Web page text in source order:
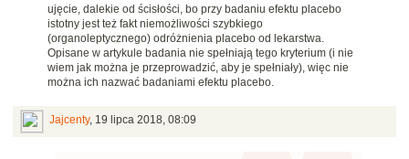
ujęcie, dalekie od ścisłości, bo przy badaniu efektu placebo
istotny jest też fakt niemożliwości szybkiego
(organoleptycznego) odróżnienia placebo od lekarstwa.
Opisane w artykule badania nie spełniają tego kryterium (i nie
wiem jak można je przeprowadzić, aby je spełniały), więc nie
można ich nazwać badaniami efektu placebo.
Jajcenty, 19 lipca 2018, 08:09